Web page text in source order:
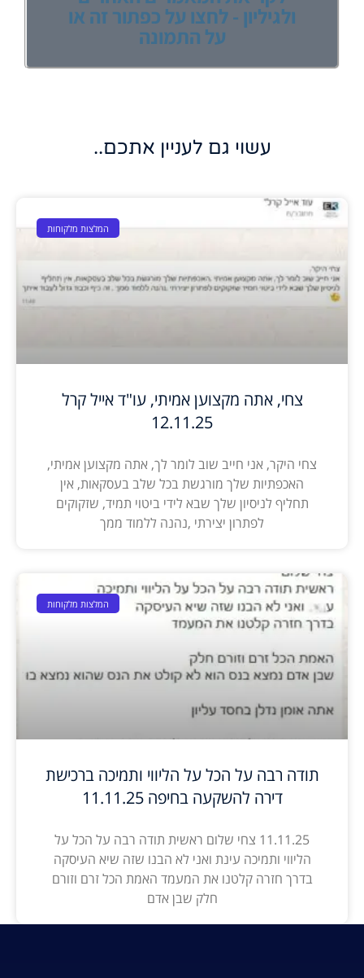
ולגיליון - לחצו על כפתור זה או
על התמונה
עשוי גם לעניין אתכם..
המלצות מלקוחות
צחי, אתה מקצוען אמיתי, עו"ד אייל קרל
12.11.25
צחי היקר, אני חייב שוב לומר לך, אתה מקצוען אמיתי,
האכפתיות שלך מורגשת בכל שלב בעסקאות, אין
תחליף לניסיון שלך שבא לידי ביטוי תמיד, שזקוקים
לפתרון יצירתי ,נהנה ללמוד ממך
המלצות מלקוחות
תודה רבה על הכל על הליווי ותמיכה ברכישת
דירה להשקעה בחיפה 11.11.25
11.11.25 צחי שלום ראשית תודה רבה על הכל על
הליווי ותמיכה עינת ואני לא הבנו שזה שיא העיסקה
בדרך חזרה קלטנו את המעמד האמת הכל זרם וזורם
חלק שבן אדם